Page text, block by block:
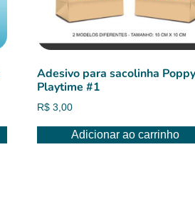
Adesivo para sacolinha Poppy
Playtime #1
R$ 3,00
Adicionar ao carrinho